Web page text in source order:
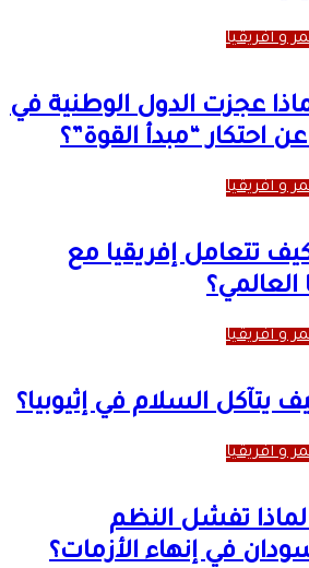
و أفريقيا
عجزت الدول الوطنية في
احتكار “مبدأ القوة”؟
و أفريقيا
كيف تتعامل إفريقيا مع
العالمي؟
و أفريقيا
يتآكل السلام في إثيوبيا؟
و أفريقيا
لماذا تفشل النظم
في إنهاء الأزمات؟